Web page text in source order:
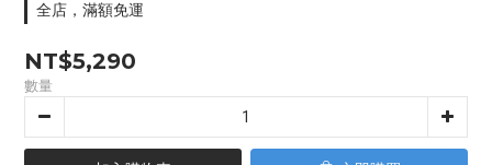
全店，滿額免運
NT$5,290
數量